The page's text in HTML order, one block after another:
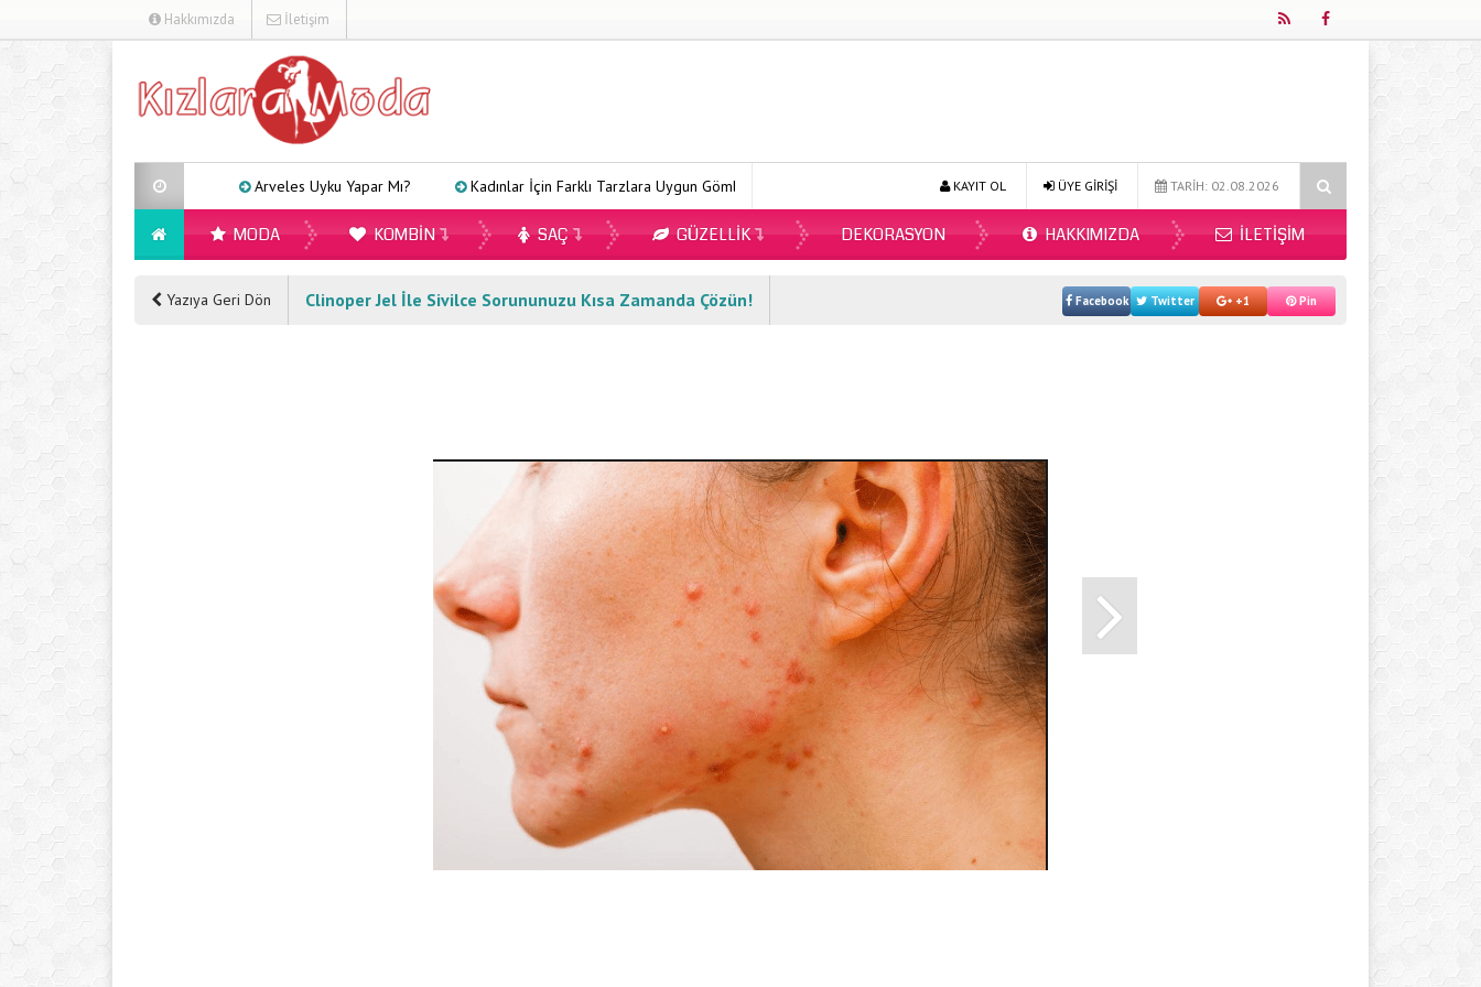
Hakkımızda İletişim
Arveles Uyku Yapar Mı? Kadınlar İçin Farklı Tarzlara Uygun Gömlek Modelleri Ecopirin Reçetesiz Alınır Mı 2026? Online Diyetisyen ile Sağlıklı Beslenmenin Yeni Adresi:
TARİH: 02.08.2026
ÜYE GİRİŞİ
KAYIT OL
MODA KOMBIN SAÇ GÜZELLIK DEKORASYON HAKKIMIZDA İLETIŞIM
Yazıya Geri Dön Clinoper Jel İle Sivilce Sorununuzu Kısa Zamanda Çözün! Facebook Twitter +1 Pin